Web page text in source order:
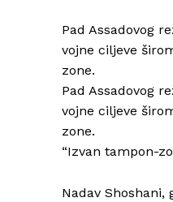
Pad Assadovog
vojne ciljeve
zone.
Pad Assadovog
vojne ciljeve
zone.
“Izvan tampon-
Nadav Shoshani,